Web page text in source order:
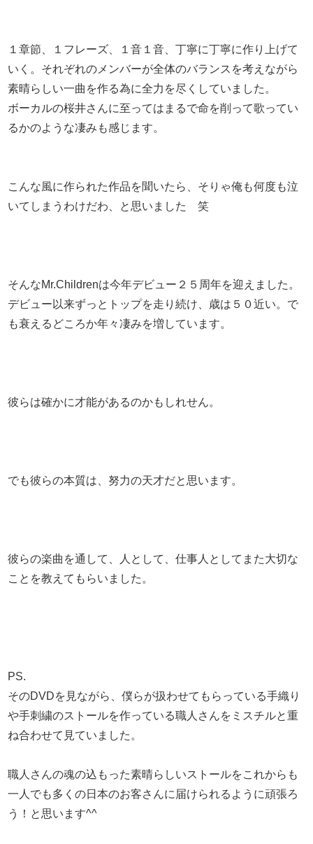
１章節、１フレーズ、１音１音、丁寧に丁寧に作り上げて
いく。それぞれのメンバーが全体のバランスを考えながら
素晴らしい一曲を作る為に全力を尽くしていました。
ボーカルの桜井さんに至ってはまるで命を削って歌ってい
るかのような凄みも感じます。
こんな風に作られた作品を聞いたら、そりゃ俺も何度も泣
いてしまうわけだわ、と思いました 笑
そんなMr.Childrenは今年デビュー２５周年を迎えました。
デビュー以来ずっとトップを走り続け、歳は５０近い。で
も衰えるどころか年々凄みを増しています。
彼らは確かに才能があるのかもしれせん。
でも彼らの本質は、努力の天才だと思います。
彼らの楽曲を通して、人として、仕事人としてまた大切な
ことを教えてもらいました。
PS.
そのDVDを見ながら、僕らが扱わせてもらっている手織り
や手刺繍のストールを作っている職人さんをミスチルと重
ね合わせて見ていました。
職人さんの魂の込もった素晴らしいストールをこれからも
一人でも多くの日本のお客さんに届けられるように頑張ろ
う！と思います^^